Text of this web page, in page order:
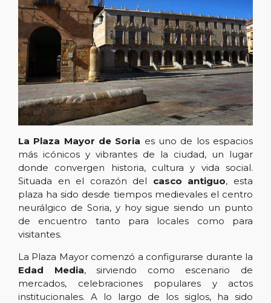
La Plaza Mayor de Soria es uno de los espacios
más icónicos y vibrantes de la ciudad, un lugar
donde convergen historia, cultura y vida social.
Situada en el corazón del casco antiguo, esta
plaza ha sido desde tiempos medievales el centro
neurálgico de Soria, y hoy sigue siendo un punto
de encuentro tanto para locales como para
visitantes.
La Plaza Mayor comenzó a configurarse durante la
Edad Media, sirviendo como escenario de
mercados, celebraciones populares y actos
institucionales. A lo largo de los siglos, ha sido